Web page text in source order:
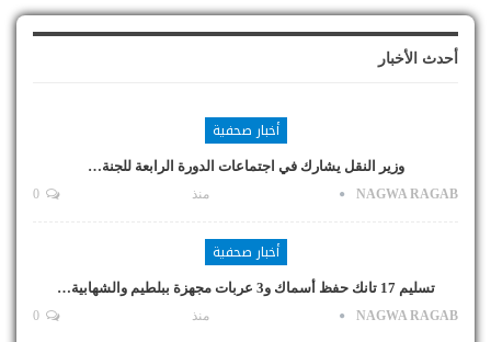
أحدث الأخبار
أخبار صحفية
وزير النقل يشارك في اجتماعات الدورة الرابعة للجنة…
NAGWA RAGAB منذ
أخبار صحفية
تسليم 17 تانك حفظ أسماك و3 عربات مجهزة ببلطيم والشهابية…
NAGWA RAGAB منذ